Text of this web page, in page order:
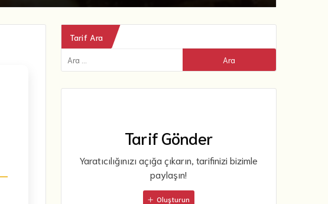
Tarif Ara
Tarif Gönder
Yaratıcılığınızı açığa çıkarın, tarifinizi bizimle
paylaşın!
Oluşturun